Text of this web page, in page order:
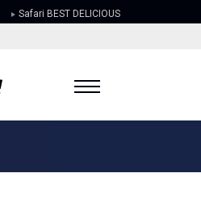
Safari BEST DELICIOUS
りブランド